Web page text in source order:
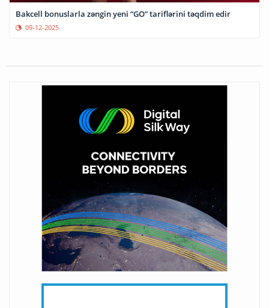
Bakcell bonuslarla zəngin yeni “GO” tariflərini təqdim edir
09-12-2025